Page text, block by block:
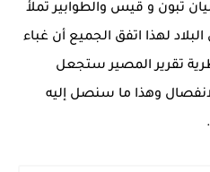
تبون و قيس والطوابير تملأ
لهذا اتفق الجميع أن غباء
تقرير المصير ستجعل
وهذا ما سنصل إليه